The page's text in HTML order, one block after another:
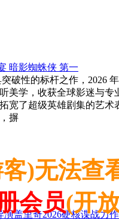
暗影蜘蛛侠 第一
破性的标杆之作，2026
美学，收获全球影迷与
宽了超级英雄剧集的艺
摒
演盖里奇2026硬核谍战力
)无法查
会员(开